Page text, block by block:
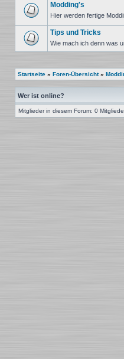
ungelesenen
Beiträge
Modding's
Hier werden fertige
Tips und Tricks
Wie mach ich denn was
Startseite » Foren-Übersicht»
Wer ist online?
Mitglieder in diesem Forum: 0